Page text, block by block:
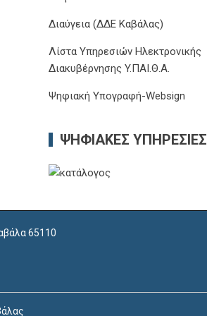
Διαύγεια (ΔΔΕ Καβάλας)
Λίστα Υπηρεσιών Ηλεκτρονικής
Διακυβέρνησης Y.ΠΑΙ.Θ.Α.
Ψηφιακή Υπογραφή-Websign
ΨΗΦΙΑΚΈΣ ΥΠΗΡΕΣΊΕΣ
65110